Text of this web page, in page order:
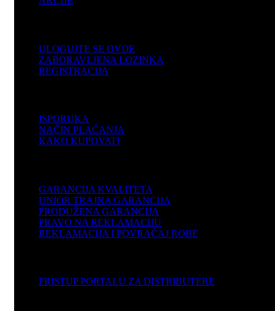
ULOGUJTE SE OVDE
ZABORAVLJENA LOZINKA
REGISTRACIJA
ISPORUKA
NAČIN PLAĆANJA
KAKO KUPOVATI
GARANCIJA KVALITETA
UNIOR TRAJNA GARANCIJA
PRODUŽENA GARANCIJA
PRAVO NA REKLAMACIJU
REKLAMACIJA I POVRAĆAJ ROBE
PRISTUP PORTALU ZA DISTRIBUTERE